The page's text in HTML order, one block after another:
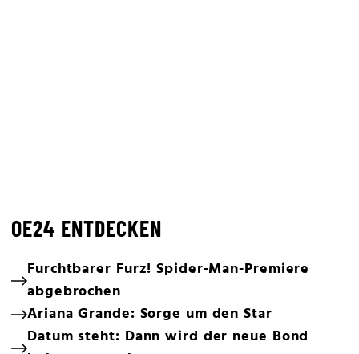
OE24 ENTDECKEN
Furchtbarer Furz! Spider-Man-Premiere
abgebrochen
Ariana Grande: Sorge um den Star
Datum steht: Dann wird der neue Bond